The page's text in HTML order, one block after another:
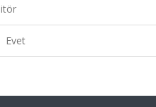
Evet